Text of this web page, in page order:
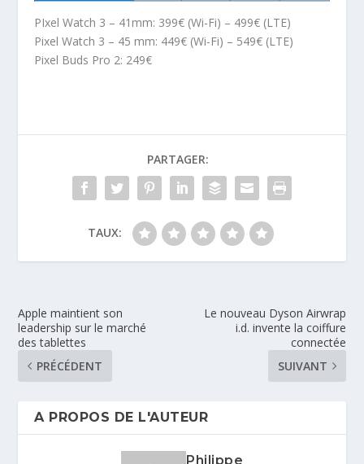
PIxel Watch 3 – 41mm: 399€ (Wi-Fi) – 499€ (LTE)
Pixel Watch 3 – 45 mm: 449€ (Wi-Fi) – 549€ (LTE)
Pixel Buds Pro 2: 249€
PARTAGER:
TAUX:
Apple maintient son
leadership sur le marché
des tablettes
PRÉCÉDENT
Le nouveau Dyson Airwrap
i.d. invente la coiffure
connectée
SUIVANT
A PROPOS DE L'AUTEUR
Philippe